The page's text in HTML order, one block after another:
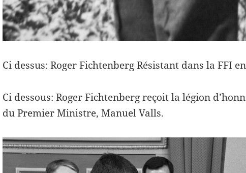
Ci dessus: Roger Fichtenberg Résistant dans la FFI
Ci dessous: Roger Fichtenberg reçoit la légion
du Premier Ministre, Manuel Valls.